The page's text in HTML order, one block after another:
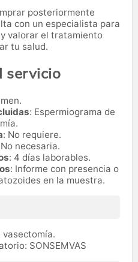
posteriormente
con un especialista para
valorar el tratamiento
tu salud.
servicio
: Espermiograma de
: No requiere.
necesaria.
: 4 días laborables.
: Informe con presencia o
en la muestra.
vasectomía.
SONSEMVAS